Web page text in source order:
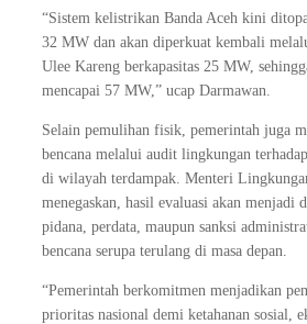
“Sistem kelistrikan Banda Aceh kini
32 MW dan akan diperkuat kembali
Ulee Kareng berkapasitas 25 MW,
mencapai 57 MW,” ucap Darmawan.
Selain pemulihan fisik, pemerintah juga
bencana melalui audit lingkungan
di wilayah terdampak. Menteri
menegaskan, hasil evaluasi akan menjadi
pidana, perdata, maupun sanksi
bencana serupa terulang di masa depan.
“Pemerintah berkomitmen menjadikan
prioritas nasional demi ketahanan sosial,